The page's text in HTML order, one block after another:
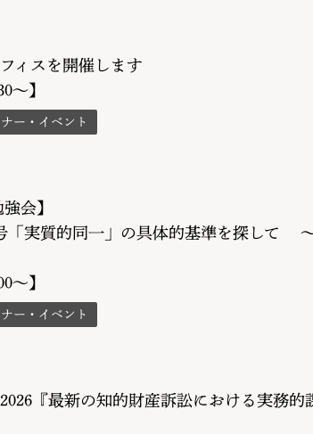
ィスを開催します
～】
ー・イベント
会】
「実質的同一」の具体的基準を探して
～】
ー・イベント
『最新の知的財産訴訟における実務